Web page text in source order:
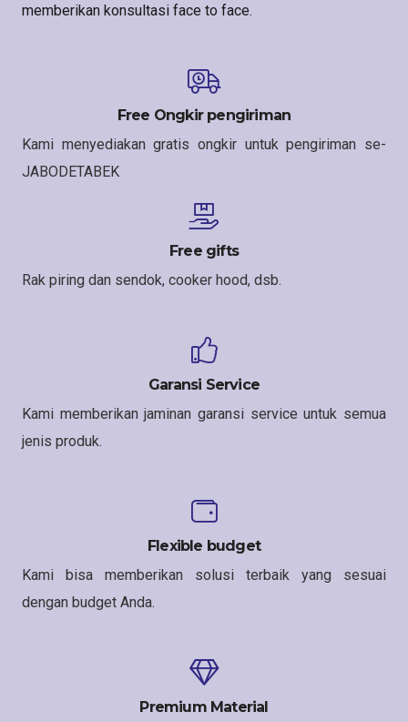
memberikan konsultasi face to face.
Free Ongkir pengiriman
Kami menyediakan gratis ongkir untuk pengiriman se-
JABODETABEK
Free gifts
Rak piring dan sendok, cooker hood, dsb.
Garansi Service
Kami memberikan jaminan garansi service untuk semua
jenis produk.
Flexible budget
Kami bisa memberikan solusi terbaik yang sesuai
dengan budget Anda.
Premium Material